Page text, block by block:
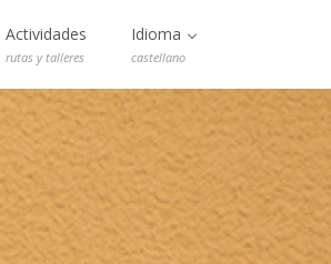
Actividades
rutas y talleres
Idioma
castellano